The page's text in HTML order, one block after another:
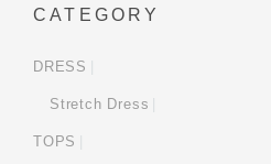
CATEGORY
DRESS
Stretch Dress
TOPS